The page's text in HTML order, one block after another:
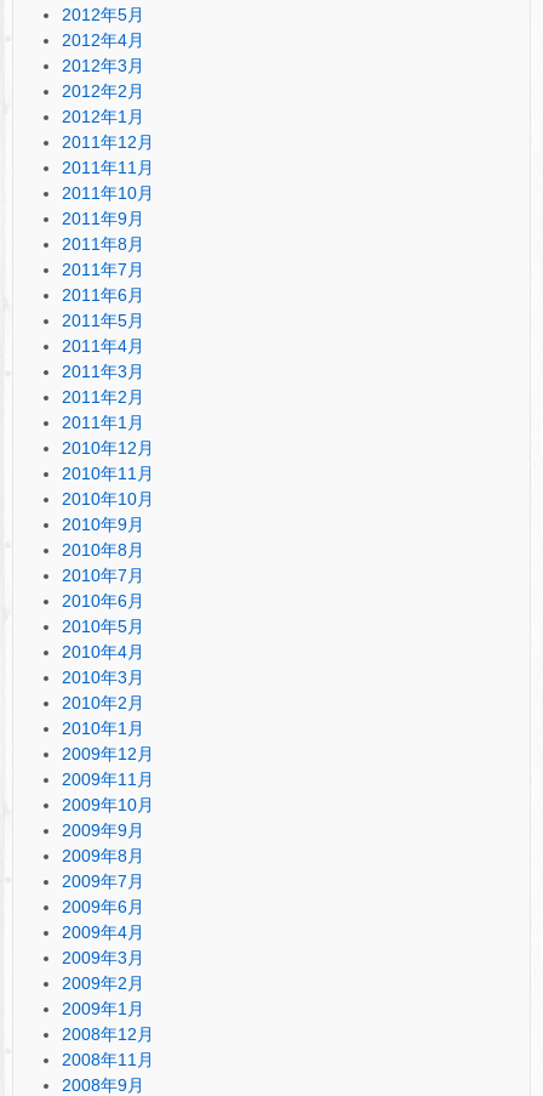
2012年5月
2012年4月
2012年3月
2012年2月
2012年1月
2011年12月
2011年11月
2011年10月
2011年9月
2011年8月
2011年7月
2011年6月
2011年5月
2011年4月
2011年3月
2011年2月
2011年1月
2010年12月
2010年11月
2010年10月
2010年9月
2010年8月
2010年7月
2010年6月
2010年5月
2010年4月
2010年3月
2010年2月
2010年1月
2009年12月
2009年11月
2009年10月
2009年9月
2009年8月
2009年7月
2009年6月
2009年4月
2009年3月
2009年2月
2009年1月
2008年12月
2008年11月
2008年9月